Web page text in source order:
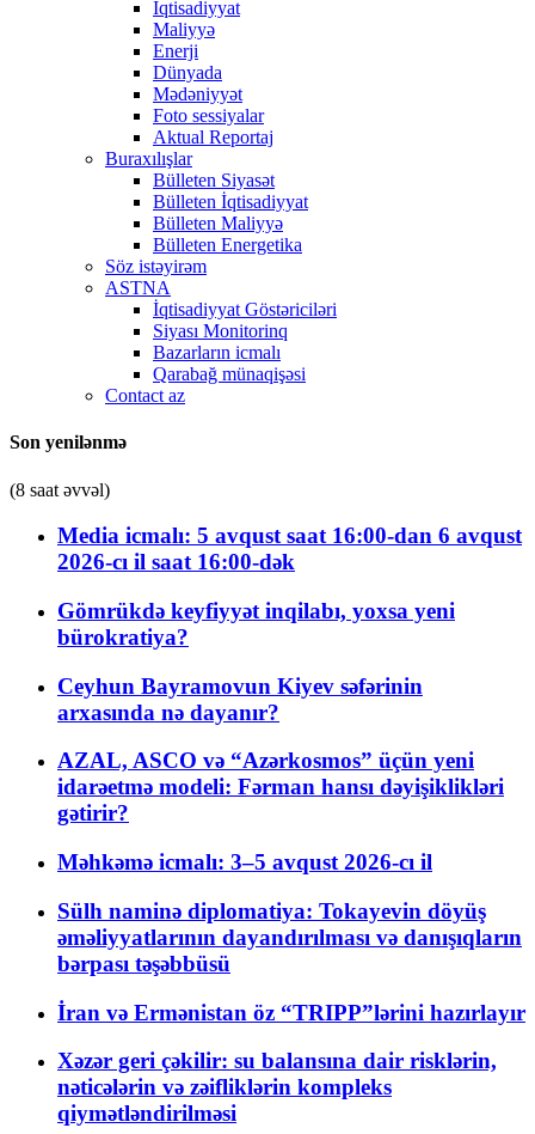
İqtisadiyyat
Maliyyə
Enerji
Dünyada
Mədəniyyət
Foto sessiyalar
Aktual Reportaj
Buraxılışlar
Bülleten Siyasət
Bülleten İqtisadiyyat
Bülleten Maliyyə
Bülleten Energetika
Söz istəyirəm
ASTNA
İqtisadiyyat Göstəriciləri
Siyası Monitorinq
Bazarların icmalı
Qarabağ münaqişəsi
Contact az
Son yenilənmə
(8 saat əvvəl)
Media icmalı: 5 avqust saat 16:00-dan 6 avqust
2026-cı il saat 16:00-dək
Gömrükdə keyfiyyət inqilabı, yoxsa yeni
bürokratiya?
Ceyhun Bayramovun Kiyev səfərinin
arxasında nə dayanır?
AZAL, ASCO və “Azərkosmos” üçün yeni
idarəetmə modeli: Fərman hansı dəyişiklikləri
gətirir?
Məhkəmə icmalı: 3–5 avqust 2026-cı il
Sülh naminə diplomatiya: Tokayevin döyüş
əməliyyatlarının dayandırılması və danışıqların
bərpası təşəbbüsü
İran və Ermənistan öz “TRIPP”lərini hazırlayır
Xəzər geri çəkilir: su balansına dair risklərin,
nəticələrin və zəifliklərin kompleks
qiymətləndirilməsi